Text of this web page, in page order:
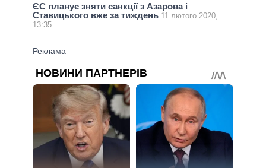
ЄС планує зняти санкції з Азарова і
Ставицького вже за тиждень 11 лютого 2020,
13:35